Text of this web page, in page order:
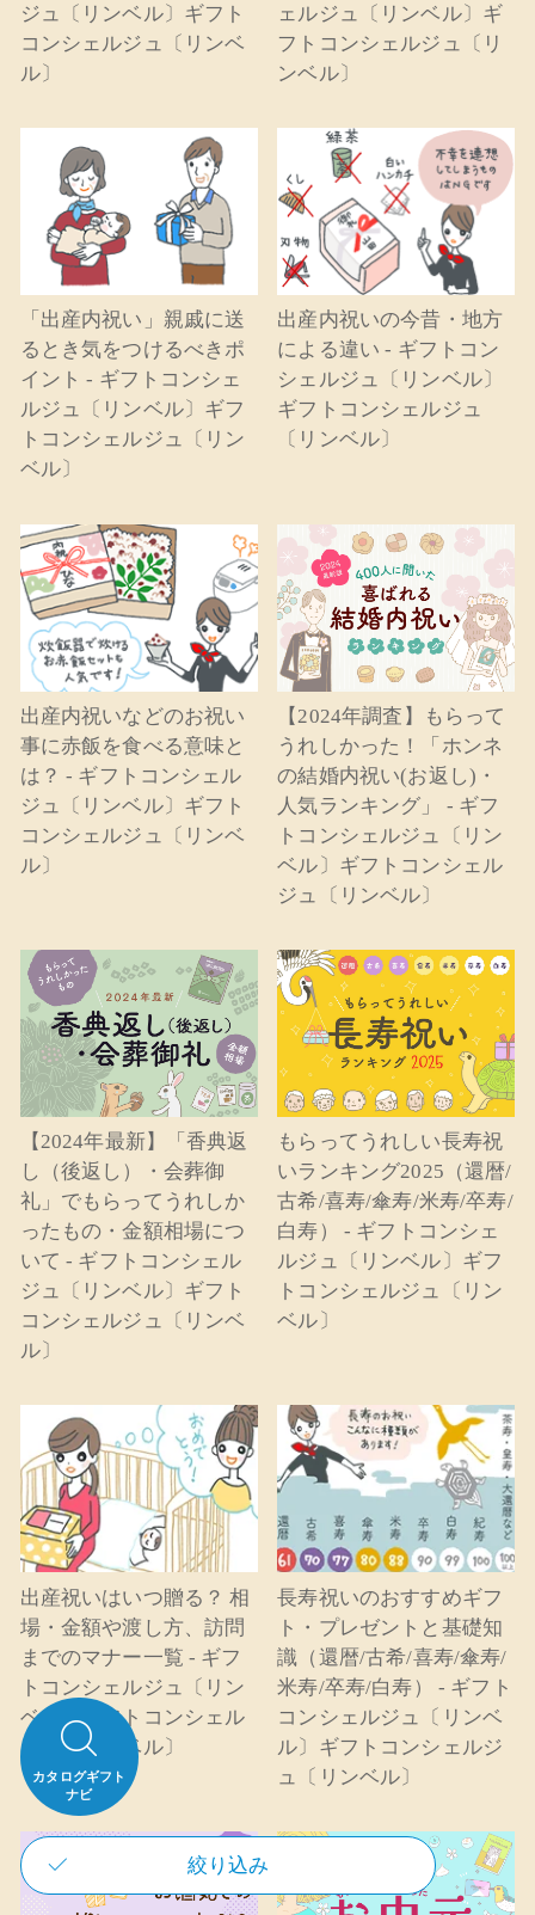
ジュ〔リンベル〕ギフト
コンシェルジュ〔リンベ
ル〕
ェルジュ〔リンベル〕ギ
フトコンシェルジュ〔リ
ンベル〕
「出産内祝い」親戚に送
るとき気をつけるべきポ
イント - ギフトコンシェ
ルジュ〔リンベル〕ギフ
トコンシェルジュ〔リン
ベル〕
出産内祝いの今昔・地方
による違い - ギフトコン
シェルジュ〔リンベル〕
ギフトコンシェルジュ
〔リンベル〕
出産内祝いなどのお祝い
事に赤飯を食べる意味と
は？ - ギフトコンシェル
ジュ〔リンベル〕ギフト
コンシェルジュ〔リンベ
ル〕
【2024年調査】もらって
うれしかった！「ホンネ
の結婚内祝い(お返し)・
人気ランキング」 - ギフ
トコンシェルジュ〔リン
ベル〕ギフトコンシェル
ジュ〔リンベル〕
【2024年最新】「香典返
し（後返し）・会葬御
礼」でもらってうれしか
ったもの・金額相場につ
いて - ギフトコンシェル
ジュ〔リンベル〕ギフト
コンシェルジュ〔リンベ
ル〕
もらってうれしい長寿祝
いランキング2025（還暦/
古希/喜寿/傘寿/米寿/卒寿/
白寿） - ギフトコンシェ
ルジュ〔リンベル〕ギフ
トコンシェルジュ〔リン
ベル〕
出産祝いはいつ贈る？ 相
場・金額や渡し方、訪問
までのマナー一覧 - ギフ
トコンシェルジュ〔リン
ベル〕ギフトコンシェル
ジュ〔リンベル〕
長寿祝いのおすすめギフ
ト・プレゼントと基礎知
識（還暦/古希/喜寿/傘寿/
米寿/卒寿/白寿） - ギフト
コンシェルジュ〔リンベ
ル〕ギフトコンシェルジ
ュ〔リンベル〕
カタログギフト
ナビ
絞り込み